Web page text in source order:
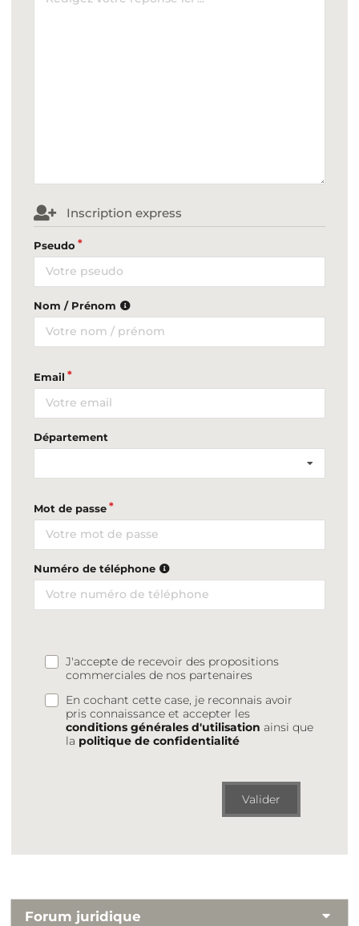
Inscription express
Pseudo
Nom / Prénom
Email
Département
Mot de passe
Numéro de téléphone
J'accepte de recevoir des propositions
commerciales de nos partenaires
En cochant cette case, je reconnais avoir
pris connaissance et accepter les
conditions générales d'utilisation ainsi que
la politique de confidentialité
Valider
Forum juridique